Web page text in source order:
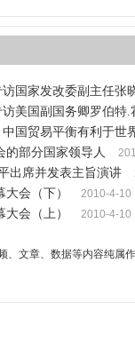
国家发改委副主任张
美国副国务卿罗伯特.
国贸易平衡有利于世
的部分国家领导人
出席并发表主旨演讲
会（下） 2010-4-10
会（上） 2010-4-10
、文章、数据等内容纯属